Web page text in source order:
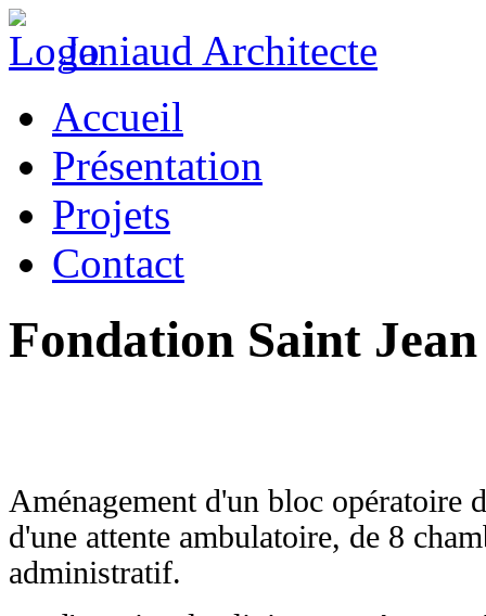
Janiaud Architecte
Accueil
Présentation
Projets
Contact
Fondation Saint
Aménagement d'un bloc opératoire
d'une attente ambulatoire, de 8
administratif.